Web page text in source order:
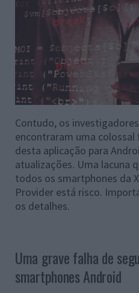
Contudo, os
encontraram uma
desta aplicação para
atualizações. Uma lacuna
todos os smartphones da
Provider está risco.
os detalhes.
Uma grave falha de
smartphones Android